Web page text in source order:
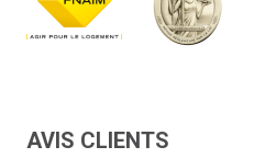
AVIS CLIENTS